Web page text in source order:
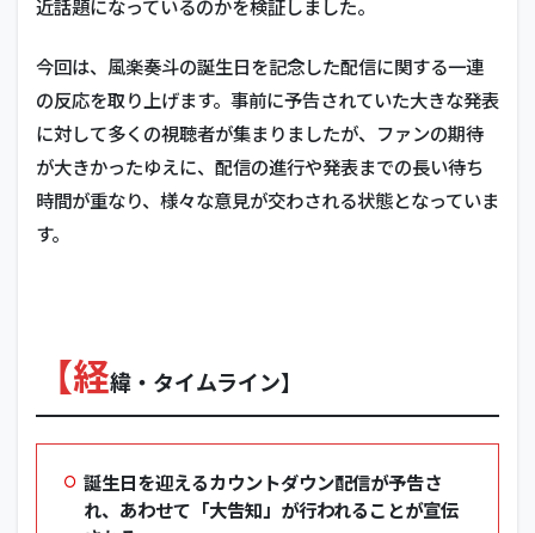
近話題になっているのかを検証しました。
今回は、風楽奏斗の誕生日を記念した配信に関する一連
の反応を取り上げます。事前に予告されていた大きな発表
に対して多くの視聴者が集まりましたが、ファンの期待
が大きかったゆえに、配信の進行や発表までの長い待ち
時間が重なり、様々な意見が交わされる状態となっていま
す。
【経緯・タイムライン】
誕生日を迎えるカウントダウン配信が予告さ
れ、あわせて「大告知」が行われることが宣伝